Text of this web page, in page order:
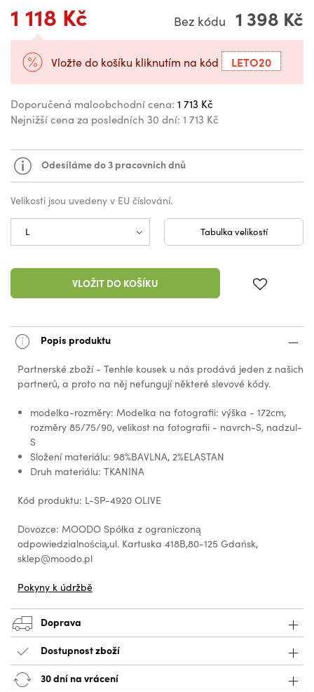
1 118 Kč Bez kódu 1 398 Kč
Vložte do košíku kliknutím na kód LETO20
Doporučená maloobchodní cena: 1 713 Kč
Nejnižší cena za posledních 30 dní: 1 713 Kč
Odesíláme do 3 pracovních dnů
Velikosti jsou uvedeny v EU číslování.
Tabulka velikostí
VLOŽIT DO KOŠÍKU
Popis produktu
Partnerské zboží - Tenhle kousek u nás prodává jeden z našich
partnerů, a proto na něj nefungují některé slevové kódy.
modelka-rozměry: Modelka na fotografii: výška - 172cm,
rozměry 85/75/90, velikost na fotografii - navrch-S, nadzul-
S
Složení materiálu: 98%BAVLNA, 2%ELASTAN
Druh materiálu: TKANINA
Kód produktu: L-SP-4920 OLIVE
Dovozce: MOODO Spółka z ograniczoną
odpowiedzialnością,ul. Kartuska 418B,80-125 Gdańsk,
sklep@moodo.pl
Pokyny k údržbě
Doprava
Dostupnost zboží
30 dní na vrácení